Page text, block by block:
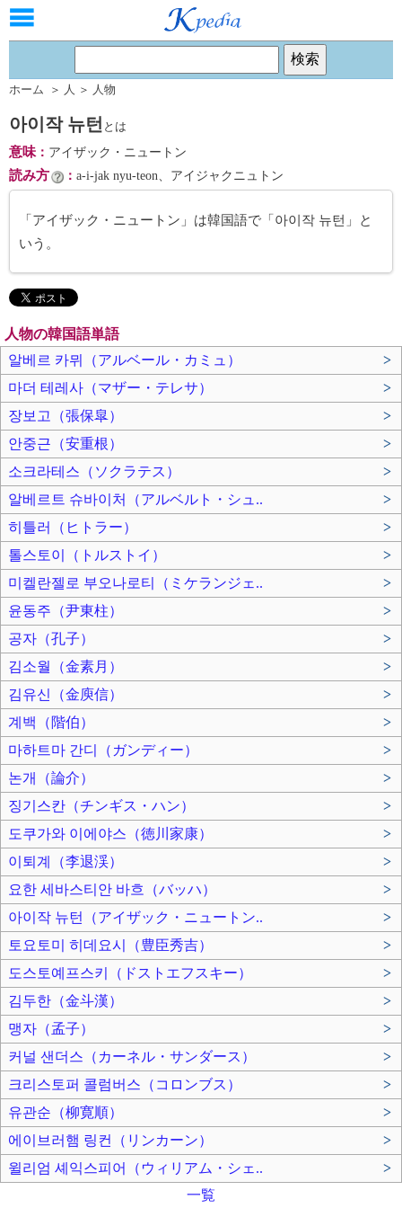
ホーム ＞ 人 ＞ 人物
아이작 뉴턴 とは
意味： アイザック・ニュートン
読み方 ： a-i-jak nyu-teon、アイジャクニュトン
「アイザック・ニュートン」は韓国語で「아이작 뉴턴」と
いう。
人物の韓国語単語
알베르 카뮈（アルベール・カミュ）
>
마더 테레사（マザー・テレサ）
>
장보고（張保皐）
>
안중근（安重根）
>
소크라테스（ソクラテス）
>
알베르트 슈바이처（アルベルト・シュ..
>
히틀러（ヒトラー）
>
톨스토이（トルストイ）
>
미켈란젤로 부오나로티（ミケランジェ..
>
윤동주（尹東柱）
>
공자（孔子）
>
김소월（金素月）
>
김유신（金庾信）
>
계백（階伯）
>
마하트마 간디（ガンディー）
>
논개（論介）
>
징기스칸（チンギス・ハン）
>
도쿠가와 이에야스（徳川家康）
>
이퇴계（李退渓）
>
요한 세바스티안 바흐（バッハ）
>
아이작 뉴턴（アイザック・ニュートン..
>
토요토미 히데요시（豊臣秀吉）
>
도스토예프스키（ドストエフスキー）
>
김두한（金斗漢）
>
맹자（孟子）
>
커널 샌더스（カーネル・サンダース）
>
크리스토퍼 콜럼버스（コロンブス）
>
유관순（柳寛順）
>
에이브러햄 링컨（リンカーン）
>
윌리엄 셰익스피어（ウィリアム・シェ..
>
一覧